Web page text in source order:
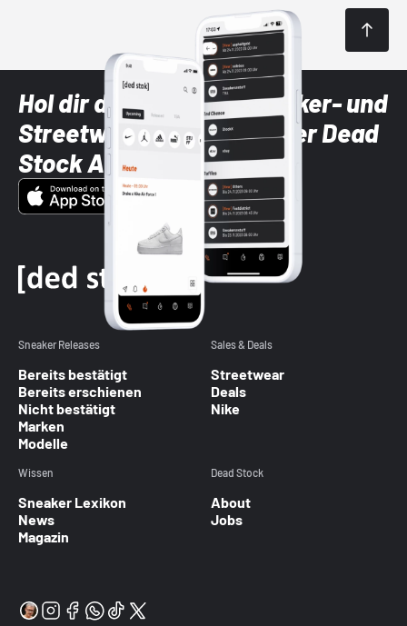
Hol dir die neuesten Sneaker- und
Streetwear-Brands mit der Dead
Stock App
Sneaker Releases
Bereits bestätigt
Bereits erschienen
Nicht bestätigt
Marken
Modelle
Sales & Deals
Streetwear
Deals
Nike
Wissen
Sneaker Lexikon
News
Magazin
Dead Stock
About
Jobs